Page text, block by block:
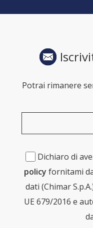
Potrai rimanere
Dichiaro di
policy fornitami
dati (Chimar
UE 679/2016 e